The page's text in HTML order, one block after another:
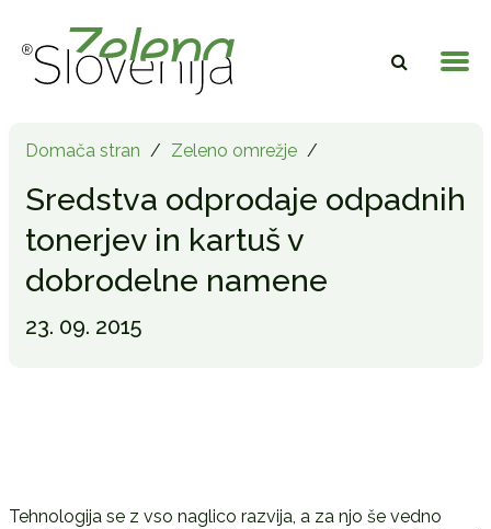
Domača stran / Zeleno omrežje /
Sredstva odprodaje odpadnih
tonerjev in kartuš v
dobrodelne namene
23. 09. 2015
Tehnologija se z vso naglico razvija, a za njo še vedno